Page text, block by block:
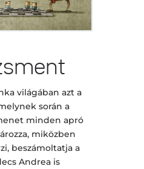
világában azt a
során a
minden apró
miközben
beszámoltatja a
Andrea is